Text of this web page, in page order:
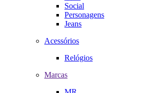
Social
Personagens
Jeans
Acessórios
Relógios
Marcas